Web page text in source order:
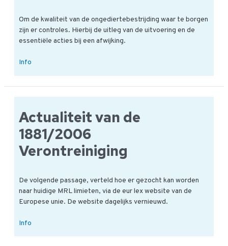
Om de kwaliteit van de ongediertebestrijding waar te borgen
zijn er controles. Hierbij de uitleg van de uitvoering en de
essentiële acties bij een afwijking.
Hoe
ongediertebestrijding?
Info
Actualiteit van de
1881/2006
Verontreiniging
De volgende passage, verteld hoe er gezocht kan worden
naar huidige MRL limieten, via de eur lex website van de
Europese unie. De website dagelijks vernieuwd.
Actualiteit
Info